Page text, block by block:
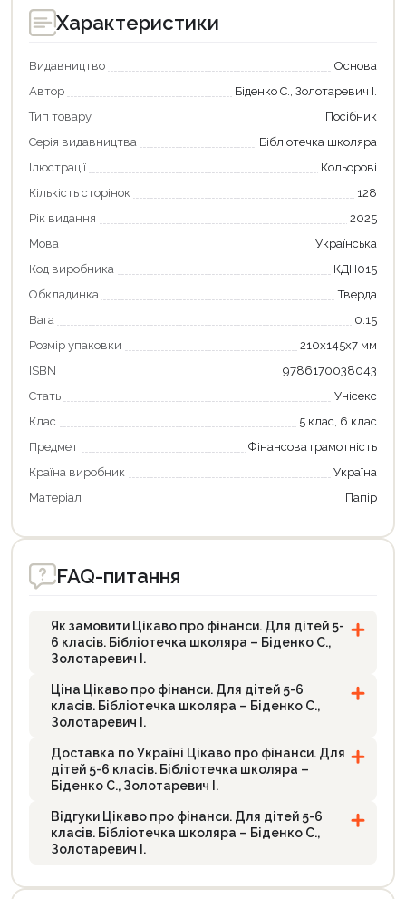
Характеристики
Видавництво
Основа
Автор
Біденко С., Золотаревич І.
Тип товару
Посібник
Серія видавництва
Бібліотечка школяра
Ілюстрації
Кольорові
Кількість сторінок
128
Рік видання
2025
Мова
Українська
Код виробника
КДН015
Обкладинка
Тверда
Вага
0.15
Розмір упаковки
210х145х7 мм
ISBN
9786170038043
Стать
Унісекс
Клас
5 клас, 6 клас
Предмет
Фінансова грамотність
Країна виробник
Україна
Матеріал
Папір
FAQ-питання
Як замовити Цікаво про фінанси. Для дітей 5-
6 класів. Бібліотечка школяра – Біденко С.,
Золотаревич І.
Ціна Цікаво про фінанси. Для дітей 5-6
класів. Бібліотечка школяра – Біденко С.,
Золотаревич І.
Доставка по Україні Цікаво про фінанси. Для
дітей 5-6 класів. Бібліотечка школяра –
Біденко С., Золотаревич І.
Відгуки Цікаво про фінанси. Для дітей 5-6
класів. Бібліотечка школяра – Біденко С.,
Золотаревич І.